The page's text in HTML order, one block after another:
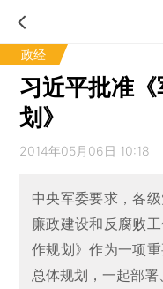
政经
习近平批准
划》
2014年05月06日 10:18
中央军委要求，各
廉政建设和反腐败
作规划》作为一项
总体规划，一起部